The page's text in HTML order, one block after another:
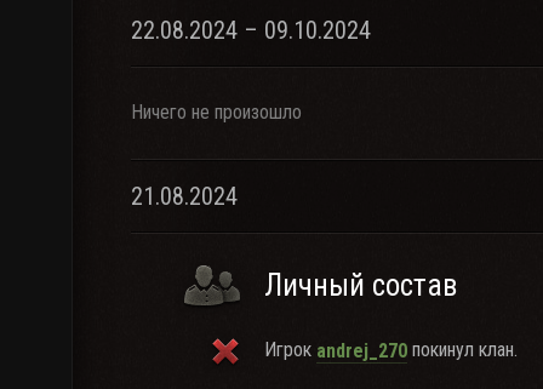
22.08.2024 – 09.10.2024
Ничего не произошло
21.08.2024
Личный состав
Игрок andrej_270 покинул клан.